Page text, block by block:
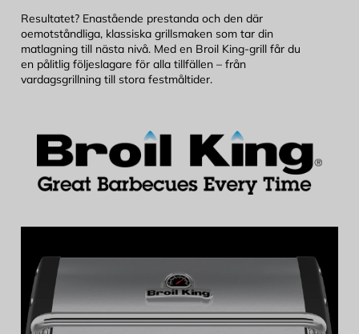
Resultatet? Enastående prestanda och den där
oemotståndliga, klassiska grillsmaken som tar din
matlagning till nästa nivå. Med en Broil King-grill får du
en pålitlig följeslagare för alla tillfällen – från
vardagsgrillning till stora festmåltider.